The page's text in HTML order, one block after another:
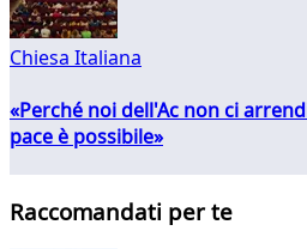
Chiesa Italiana
«Perché noi dell'Ac non ci
pace è possibile»
Raccomandati per te